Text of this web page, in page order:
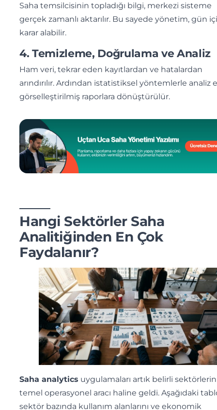
Saha temsilcisinin topladığı bilgi, merkezi sisteme
gerçek zamanlı aktarılır. Bu sayede yönetim, gün
karar alabilir.
4. Temizleme, Doğrulama ve Analiz
Ham veri, tekrar eden kayıtlardan ve hatalardan
arındırılır. Ardından istatistiksel yöntemlerle analiz
görselleştirilmiş raporlara dönüştürülür.
Hangi Sektörler Saha
Analitiğinden En Çok
Faydalanır?
Saha analytics uygulamaları artık belirli sektörlerin
temel operasyonel aracı haline geldi. Aşağıdaki
sektör bazında kullanım alanlarını ve ekonomik